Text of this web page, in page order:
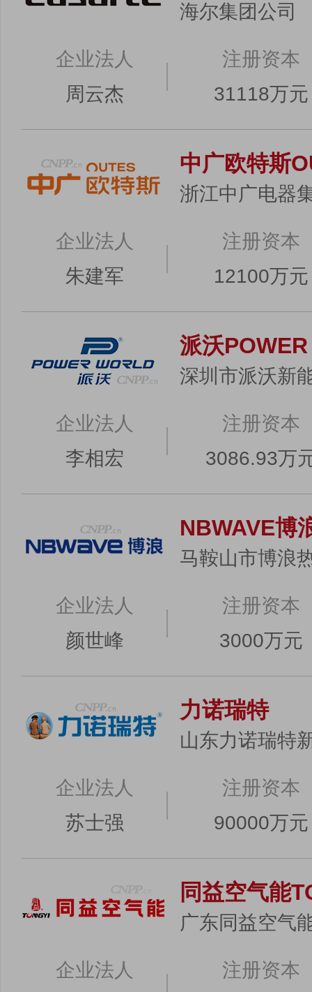
海尔集团公司
企业法人
周云杰
注册资本
31118万元
中广欧特斯
浙江中广电器
企业法人
朱建军
注册资本
12100万元
派沃POWER
深圳市派沃新
企业法人
李相宏
注册资本
3086.93万
NBWAVE博
马鞍山市博浪
企业法人
颜世峰
注册资本
3000万元
力诺瑞特
山东力诺瑞特
企业法人
苏士强
注册资本
90000万元
同益空气能
广东同益空气
企业法人
注册资本